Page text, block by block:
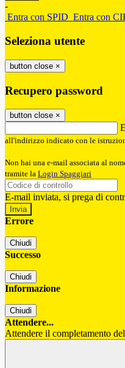
-
Entra con SPID Entra con
Seleziona utente
button close ×
Recupero password
button close ×
all'indirizzo indicato con le
Non hai una e-mail associata al
tramite la Login Spaggiari
E-mail inviata, si prega di
Errore
Chiudi
Successo
Chiudi
Informazione
Chiudi
Attendere...
Attendere il completamento